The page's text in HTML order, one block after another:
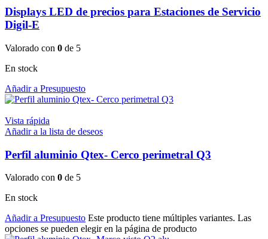
Displays LED de precios para Estaciones de Servicio
Digil-E
Valorado con 0 de 5
En stock
Añadir a Presupuesto
Vista rápida
Añadir a la lista de deseos
Perfil aluminio Qtex- Cerco perimetral Q3
Valorado con 0 de 5
En stock
Añadir a Presupuesto Este producto tiene múltiples variantes. Las
opciones se pueden elegir en la página de producto